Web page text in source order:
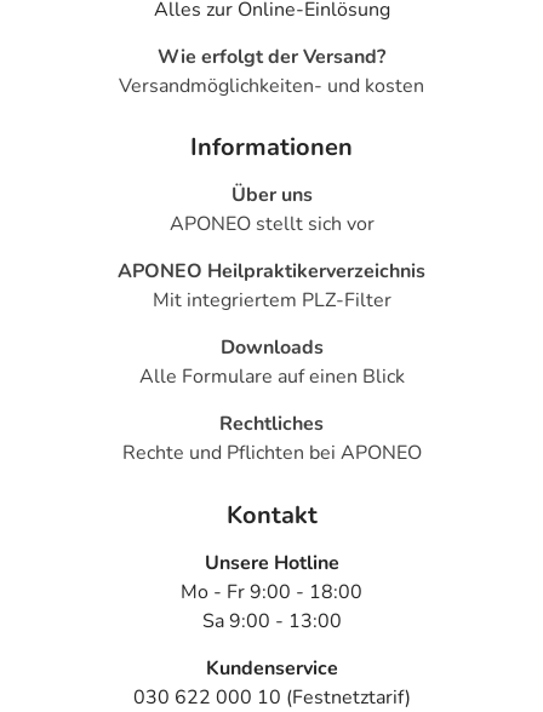
Alles zur Online-Einlösung
Wie erfolgt der Versand?
Versandmöglichkeiten- und kosten
Informationen
Über uns
APONEO stellt sich vor
APONEO Heilpraktikerverzeichnis
Mit integriertem PLZ-Filter
Downloads
Alle Formulare auf einen Blick
Rechtliches
Rechte und Pflichten bei APONEO
Kontakt
Unsere Hotline
Mo - Fr 9:00 - 18:00
Sa 9:00 - 13:00
Kundenservice
030 622 000 10 (Festnetztarif)